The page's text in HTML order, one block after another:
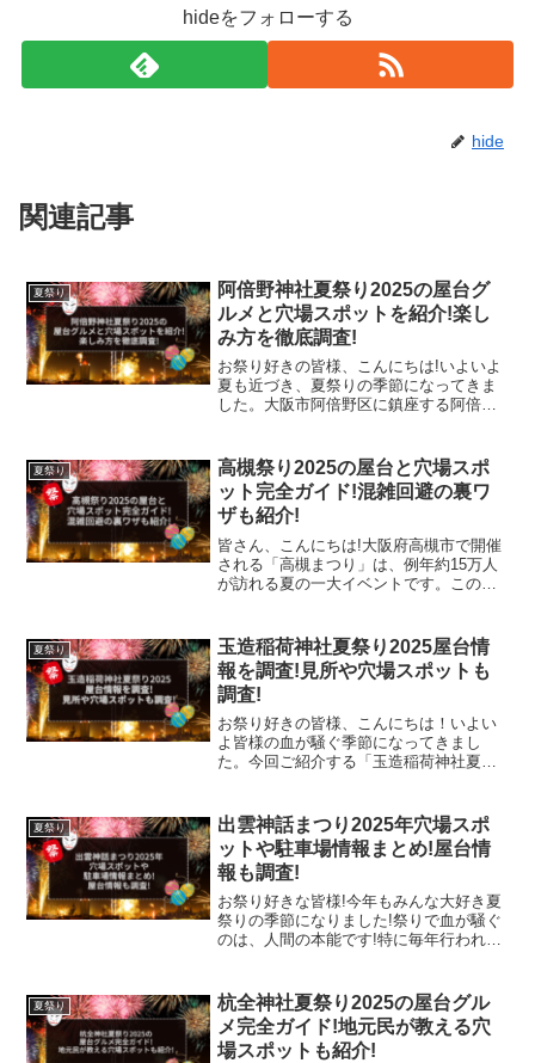
hideをフォローする
hide
関連記事
夏祭り
阿倍野神社夏祭り2025の屋台グ
ルメと穴場スポットを紹介!楽し
み方を徹底調査!
お祭り好きの皆様、こんにちは!いよいよ
夏も近づき、夏祭りの季節になってきま
した。大阪市阿倍野区に鎮座する阿倍野
す。神輿の渡御、奉納演芸、盆踊りなど
の伝統行事に加えて、境...
夏祭り
高槻祭り2025の屋台と穴場スポ
ット完全ガイド!混雑回避の裏ワ
ザも紹介!
皆さん、こんにちは!大阪府高槻市で開催
される「高槻まつり」は、例年約15万人
が訪れる夏の一大イベントです。この記
ット、地元民だからこそ知っている楽し
み方まで詳しくご...
夏祭り
玉造稲荷神社夏祭り2025屋台情
報を調査!見所や穴場スポットも
調査!
お祭り好きの皆様、こんにちは！いよい
よ皆様の血が騒ぐ季節になってきまし
た。今回ご紹介する「玉造稲荷神社夏祭
で、夏になると開催される「お祭り」で
す。この「玉造稲荷神社夏祭り...
夏祭り
出雲神話まつり2025年穴場スポ
ットや駐車場情報まとめ!屋台情
報も調査!
お祭り好きな皆様!今年もみんな大好き夏
祭りの季節になりました!祭りで血が騒ぐ
のは、人間の本能です!特に毎年行われる
いう事で今回は、島根県出雲市で開催さ
れる出雲神話まつ...
夏祭り
杭全神社夏祭り2025の屋台グル
メ完全ガイド!地元民が教える穴
場スポットも紹介!